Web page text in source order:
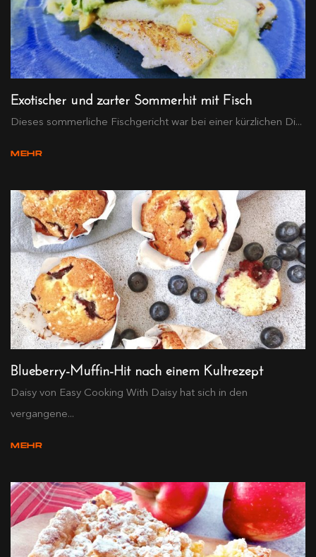
Exotischer und zarter Sommerhit mit Fisch
Dieses sommerliche Fischgericht war bei einer kürzlichen Di...
MEHR
Blueberry-Muffin-Hit nach einem Kultrezept
Daisy von Easy Cooking With Daisy hat sich in den
vergangene...
MEHR